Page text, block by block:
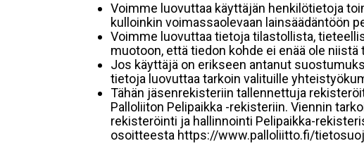
Voimme luovuttaa käyttäjän henkilötietoja
kulloinkin voimassaolevaan lainsäädäntöön
Voimme luovuttaa tietoja tilastollista,
muotoon, että tiedon kohde ei enää ole
Jos käyttäjä on erikseen antanut
tietoja luovuttaa tarkoin valituille
Tähän jäsenrekisteriin tallennettuja
Palloliiton Pelipaikka -rekisteriin. Viennin
rekisteröinti ja hallinnointi Pelipaikka-
osoitteesta https://www.palloliitto.fi/